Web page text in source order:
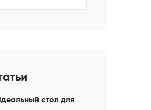
стол для